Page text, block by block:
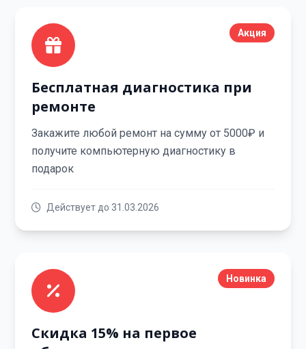
Акция
Бесплатная диагностика при
ремонте
Закажите любой ремонт на сумму от 5000₽ и
получите компьютерную диагностику в
подарок
Действует до 31.03.2026
Новинка
Скидка 15% на первое